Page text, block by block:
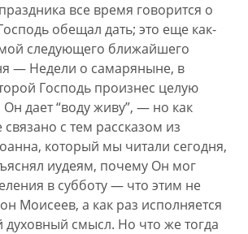
все время говорится о
обещал дать; это еще как-
следующего ближайшего
— Недели о самаряныне, в
Господь произнес целую
дает “воду живу”, — но как
с тем рассказом из
который мы читали сегодня,
иудеям, почему Он мог
в субботу — что этим не
Моисеев, а как раз исполняется
духовный смысл. Но что же тогда